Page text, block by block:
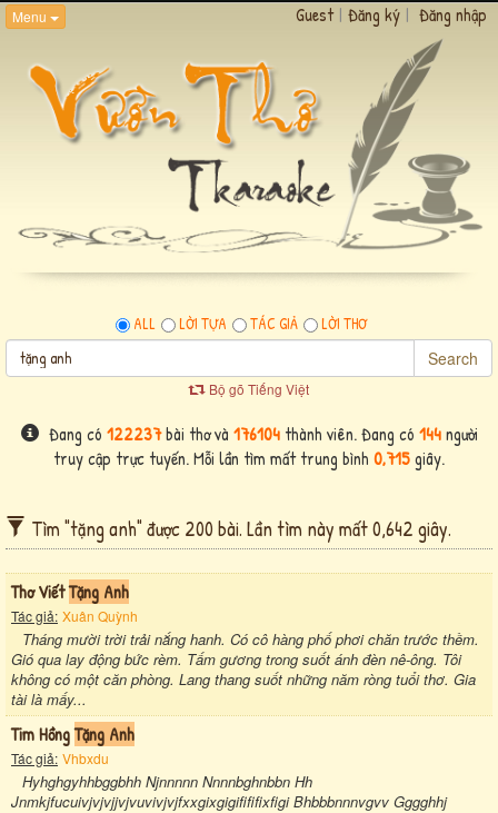
Menu Guest | Đăng ký | Đăng nhập
ALL LỜI TỰA TÁC GIẢ LỜI THƠ
Search
Bộ gõ Tiếng Việt
Đang có 122237bài thơ và 176104thành viên. Đang có 144người
truy cập trực tuyến. Mỗi lần tìm mất trung bình 0,715giây.
Tìm "tặng anh" được 200 bài. Lần tìm này mất 0,642 giây.
Thơ ViếtTặng Anh
Tác giả: Xuân Quỳnh
Tháng mười trời trải nắng hanh. Có cô hàng phố phơi chăn trước thềm.
Gió qua lay động bức rèm. Tấm gương trong suốt ánh đèn nê-ông. Tôi
không có một căn phòng. Lang thang suốt những năm ròng tuổi thơ. Gia
tài là mấy...
Tim HồngTặng Anh
Tác giả: Vhbxdu
Hyhghgyhhbggbhh Njnnnnn Nnnnbghnbbn Hh
Jnmkjfucuivjvjvjjvjvuvivjvjfxxgixgigifififixfigi Bhbbbnnnvgvv Gggghhj